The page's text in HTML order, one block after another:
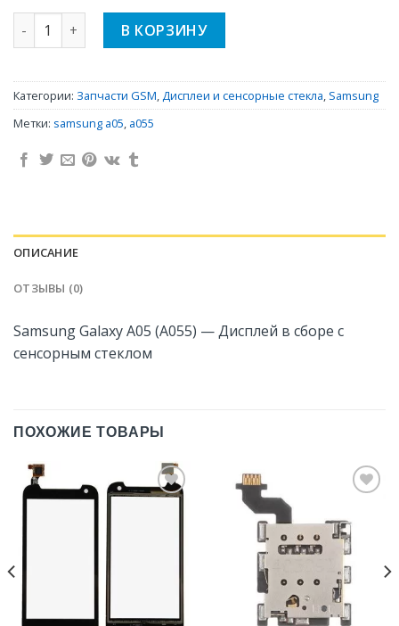
Количество Samsung Galaxy A05 (A055) — Дисплей в
В КОРЗИНУ
Категории: Запчасти GSM,Дисплеи и сенсорные стекла, Samsung
Метки: samsung a05, a055
ОПИСАНИЕ
ОТЗЫВЫ (0)
Samsung Galaxy A05 (A055) — Дисплей в сборе с
сенсорным стеклом
ПОХОЖИЕ ТОВАРЫ
в
Избранное